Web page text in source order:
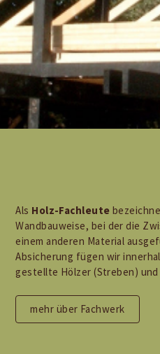
Als Holz-Fachleute
Wandbauweise, bei der die
einem anderen Material
Absicherung fügen wir
gestellte Hölzer (Streben) und
mehr über Fachwerk